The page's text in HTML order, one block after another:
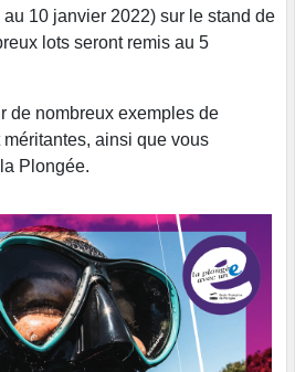
10 janvier 2022) sur le stand de
lots seront remis au 5
de nombreux exemples de
ainsi que vous
Plongée.